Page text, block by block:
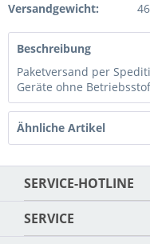
Versandgewicht:
Beschreibung
Paketversand per
Geräte ohne
Ähnliche Artikel
SERVICE-HOTLINE
SERVICE